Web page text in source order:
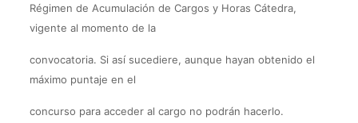
Régimen de Acumulación de Cargos y Horas Cátedra,
vigente al momento de la
convocatoria. Si así sucediere, aunque hayan obtenido el
máximo puntaje en el
concurso para acceder al cargo no podrán hacerlo.